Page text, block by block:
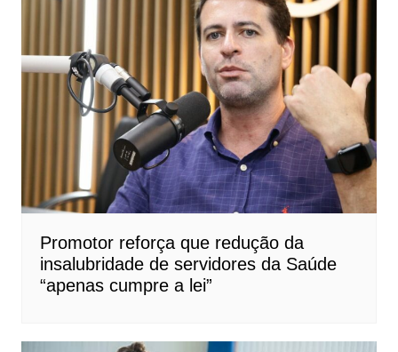
Promotor reforça que redução da
insalubridade de servidores da Saúde
“apenas cumpre a lei”